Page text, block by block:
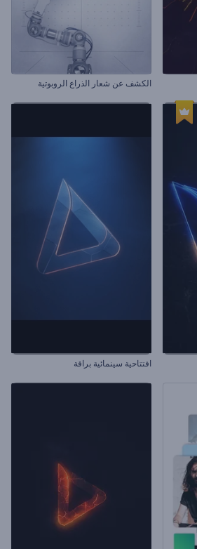
الكشف عن شعار الذراع الروبوتية
افتتاحية سينمائية براقة